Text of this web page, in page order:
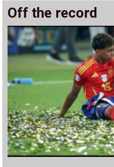
Off the record